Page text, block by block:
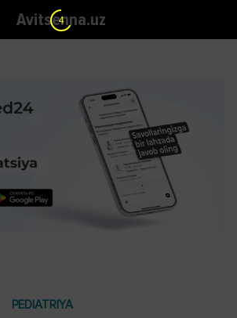
Avitsenna.uz
PEDIATRIYA
3